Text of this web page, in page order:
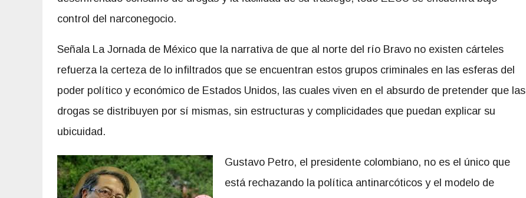
control del narconegocio.
Señala La Jornada de México que la narrativa de que al norte del río Bravo no existen cárteles
refuerza la certeza de lo infiltrados que se encuentran estos grupos criminales en las esferas del
poder político y económico de Estados Unidos, las cuales viven en el absurdo de pretender que las
drogas se distribuyen por sí mismas, sin estructuras y complicidades que puedan explicar su
ubicuidad.
Gustavo Petro, el presidente colombiano, no es el único que
está rechazando la política antinarcóticos y el modelo de